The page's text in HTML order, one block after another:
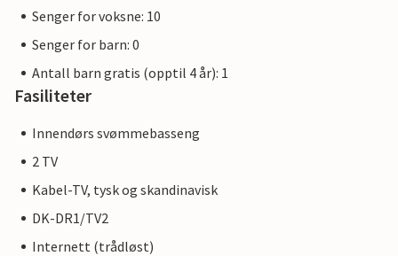
Senger for voksne: 10
Senger for barn: 0
Antall barn gratis (opptil 4 år): 1
Fasiliteter
Innendørs svømmebasseng
2 TV
Kabel-TV, tysk og skandinavisk
DK-DR1/TV2
Internett (trådløst)